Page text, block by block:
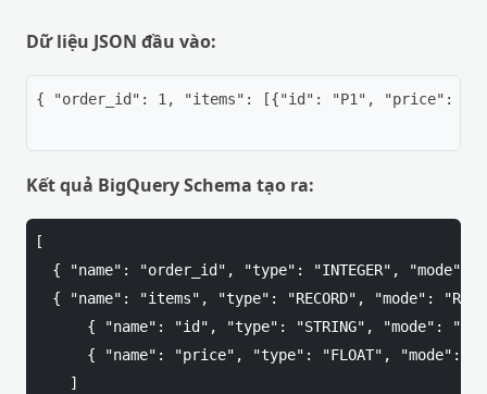
Dữ liệu JSON đầu vào:
{ "order_id": 1, "items": [{"id": "P1", "price":
Kết quả BigQuery Schema tạo ra:
[
{ "name": "order_id", "type": "INTEGER", "mode":
{ "name": "items", "type": "RECORD", "mode":
{ "name": "id", "type": "STRING", "mode":
{ "name": "price", "type": "FLOAT", "mode":
    ]